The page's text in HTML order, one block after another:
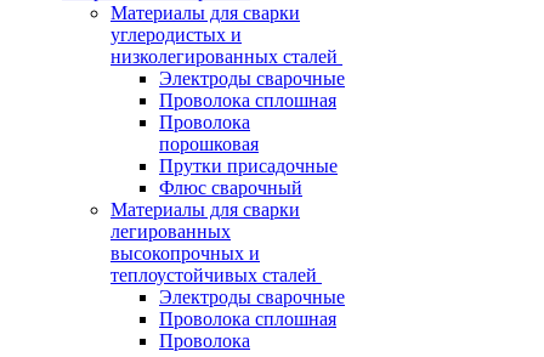
Материалы для сварки
углеродистых и
низколегированных сталей
Электроды сварочные
Проволока сплошная
Проволока
порошковая
Прутки присадочные
Флюс сварочный
Материалы для сварки
легированных
высокопрочных и
теплоустойчивых сталей
Электроды сварочные
Проволока сплошная
Проволока